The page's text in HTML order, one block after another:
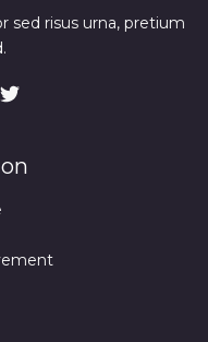
sed risus urna, pretium